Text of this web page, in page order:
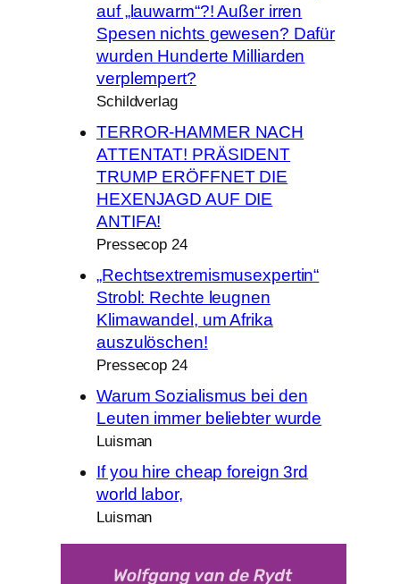
auf „lauwarm“?! Außer irren
Spesen nichts gewesen? Dafür
wurden Hunderte Milliarden
verplempert?
Schildverlag
TERROR-HAMMER NACH
ATTENTAT! PRÄSIDENT
TRUMP ERÖFFNET DIE
HEXENJAGD AUF DIE
ANTIFA!
Pressecop 24
„Rechtsextremismusexpertin“
Strobl: Rechte leugnen
Klimawandel, um Afrika
auszulöschen!
Pressecop 24
Warum Sozialismus bei den
Leuten immer beliebter wurde
Luisman
If you hire cheap foreign 3rd
world labor,
Luisman